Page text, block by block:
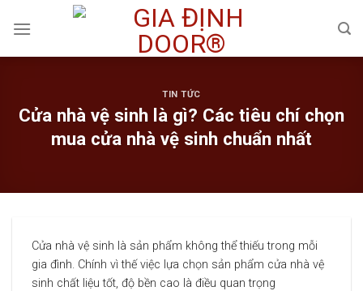
TIN TỨC
Cửa nhà vệ sinh là gì? Các tiêu chí chọn
mua cửa nhà vệ sinh chuẩn nhất
Cửa nhà vệ sinh là sản phẩm không thể thiếu trong mỗi
gia đình. Chính vì thế việc lựa chọn sản phẩm cửa nhà vệ
sinh chất liệu tốt, độ bền cao là điều quan trọng